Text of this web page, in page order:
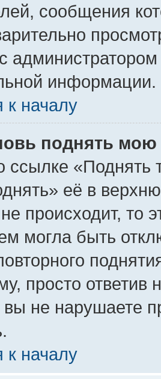
сообщения
информации.
к началу
поднять мою
ссылке «Поднять
её в
происходит, то
могла быть
просто ответив
не нарушаете
к началу